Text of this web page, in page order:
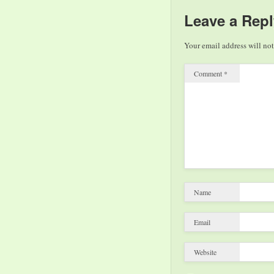
Stellvertretende Leiterin
Albert Weisgerber und
Leave a
Your email address will
Comment *
Name
Email
Website